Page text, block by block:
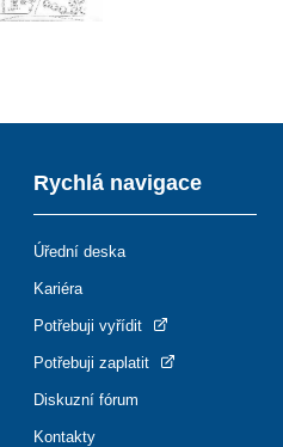
Rychlá navigace
Úřední deska
Kariéra
Potřebuji vyřídit
Potřebuji zaplatit
Diskuzní fórum
Kontakty